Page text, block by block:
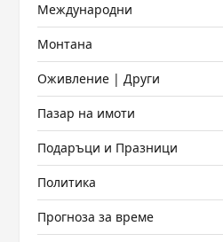
Международни
Монтана
Оживление | Други
Пазар на имоти
Подаръци и Празници
Политика
Прогноза за време